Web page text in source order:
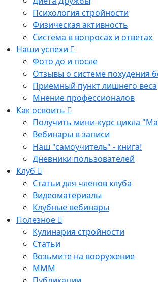
Психология стройности
Физическая активность
Система в вопросах и ответах
Наши успехи
Фото до и после
Отзывы о системе похудения
Приёмный пункт лишнего веса
Мнение профессионалов
Как освоить
Получить мини-курс цикла
Вебинары в записи
Наш "самоучитель" - книга!
Дневники пользователей
Клуб
Статьи для членов клуба
Видеоматериалы
Клубные вебинары
Полезное
Кулинария стройности
Статьи
Возьмите на вооружение
МММ